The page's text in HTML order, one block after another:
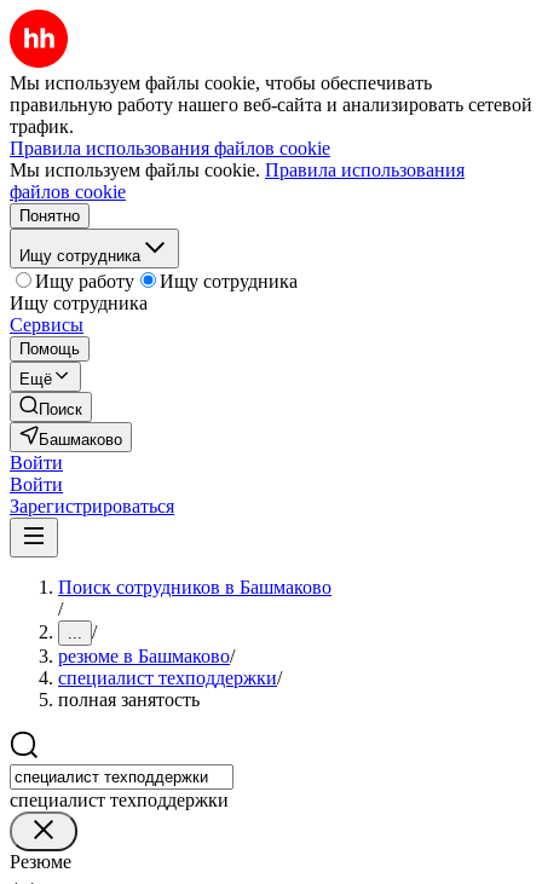
Мы используем файлы cookie, чтобы обеспечивать
правильную работу нашего веб-сайта и анализировать сетевой
трафик.
Правила использования файлов cookie
Мы используем файлы cookie. Правила использования
файлов cookie
Понятно
Ищу сотрудника
Ищу работу
Ищу сотрудника
Ищу сотрудника
Сервисы
Помощь
Ещё
Поиск
Башмаково
Войти
Войти
Зарегистрироваться
Поиск сотрудников в Башмаково
/
... /
резюме в Башмаково/
специалист техподдержки/
полная занятость
специалист техподдержки
Резюме